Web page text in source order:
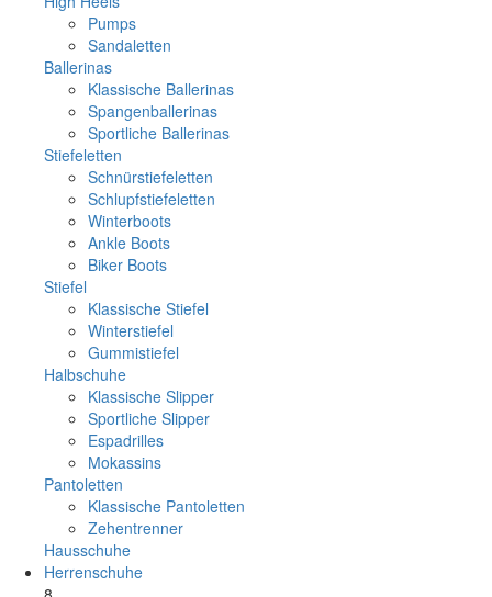
Pumps
Sandaletten
Ballerinas
Klassische Ballerinas
Spangenballerinas
Sportliche Ballerinas
Stiefeletten
Schnürstiefeletten
Schlupfstiefeletten
Winterboots
Ankle Boots
Biker Boots
Stiefel
Klassische Stiefel
Winterstiefel
Gummistiefel
Halbschuhe
Klassische Slipper
Sportliche Slipper
Espadrilles
Mokassins
Pantoletten
Klassische Pantoletten
Zehentrenner
Hausschuhe
Herrenschuhe